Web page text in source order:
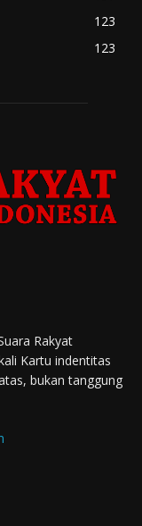
123
123
Rakyat
Kartu indentitas
bukan tanggung